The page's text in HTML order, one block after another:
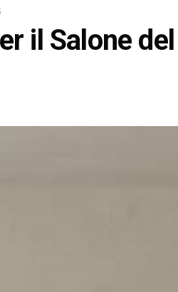
il Salone del